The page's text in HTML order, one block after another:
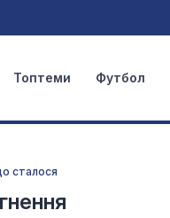
Топтеми Футбол
сталося